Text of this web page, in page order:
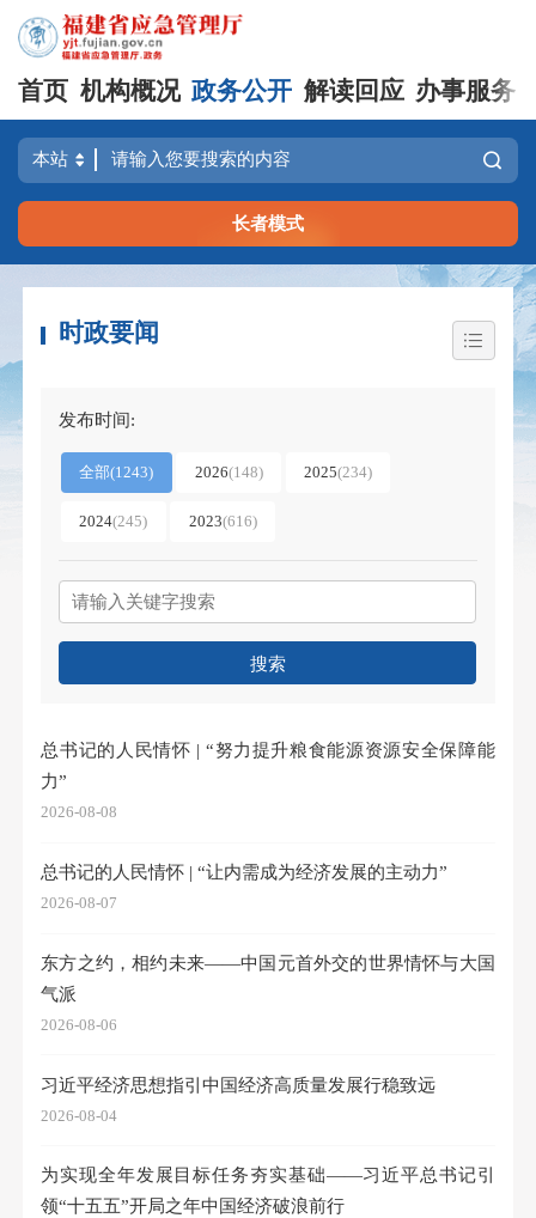
首页 机构概况 政务公开 解读回应 办事服务
长者模式
时政要闻
发布时间:
全部(1243) 2026(148) 2025(234)
2024(245) 2023(616)
搜索
总书记的人民情怀 | “努力提升粮食能源资源安全保障能
力”
2026-08-08
总书记的人民情怀 | “让内需成为经济发展的主动力”
2026-08-07
东方之约，相约未来——中国元首外交的世界情怀与大国
气派
2026-08-06
习近平经济思想指引中国经济高质量发展行稳致远
2026-08-04
为实现全年发展目标任务夯实基础——习近平总书记引
领“十五五”开局之年中国经济破浪前行